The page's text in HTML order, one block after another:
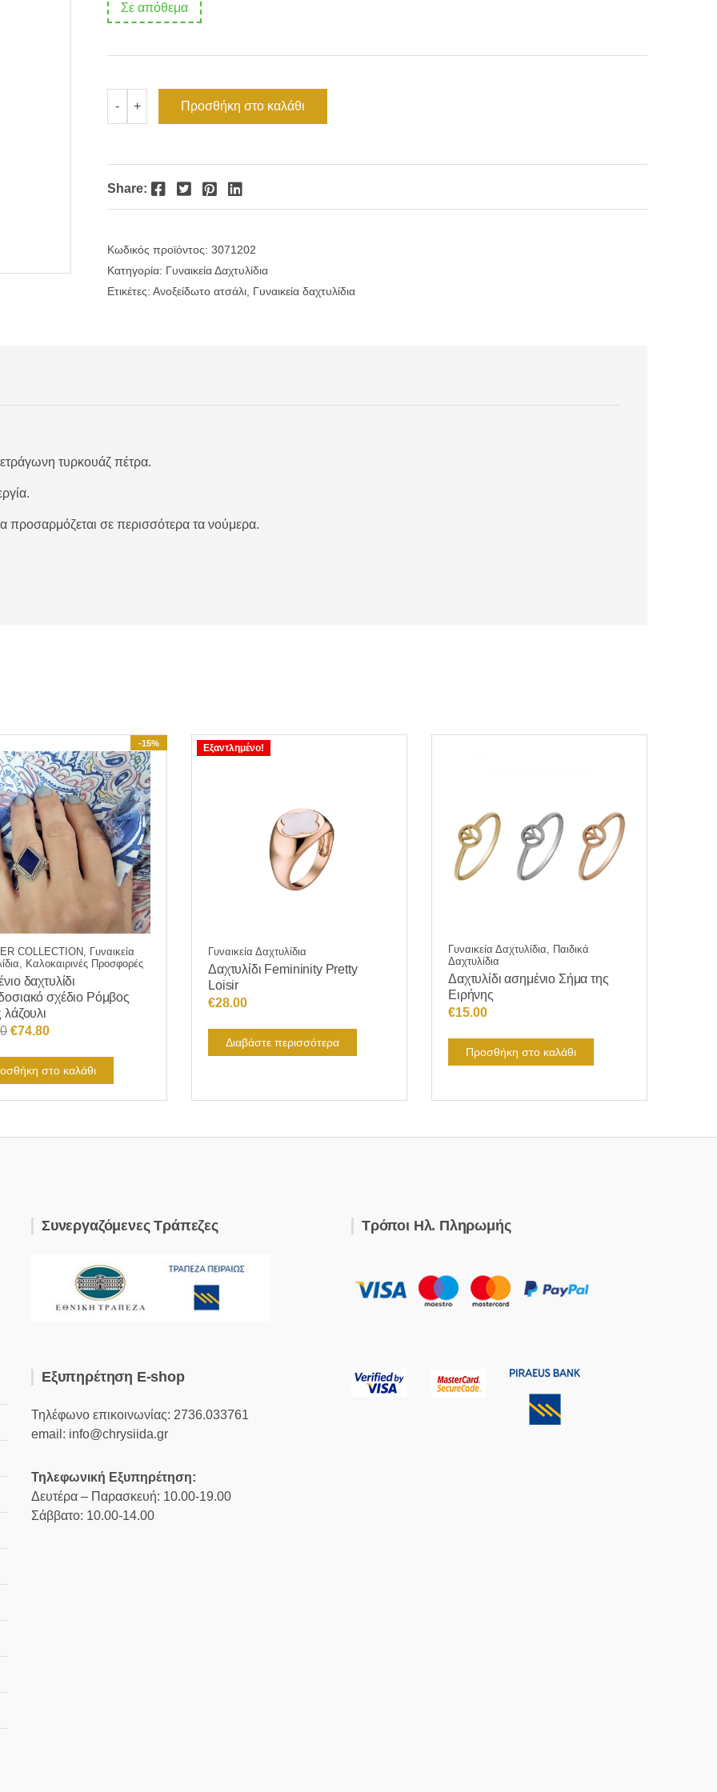
Σε απόθεμα
-
ατσάλινο
δαχτυλίδι
ποσότητα
+ Προσθήκη στο καλάθι
Share: Facebook Twitter Pinterest LinkedIn
Κωδικός προϊόντος: 3071202
Κατηγορία: Γυναικεία Δαχτυλίδια
Ετικέτες: Ανοξείδωτο ατσάλι, Γυναικεία δαχτυλίδια
τυρκουάζ πέτρα.
προσαρμόζεται σε περισσότερα τα νούμερα.
-15%
COLLECTION, Γυναικεία
Καλοκαιρινές Προσφορές
δαχτυλίδι
σχέδιο Ρόμβος
Original
was:
€88.00.
€74.80Η
τιμή
είναι:
στο καλάθι
Εξαντλημένο!
Γυναικεία Δαχτυλίδια
Δαχτυλίδι Femininity Pretty
Loisir
€28.00
Διαβάστε περισσότερα
Γυναικεία Δαχτυλίδια, Παιδικά
Δαχτυλίδια
Δαχτυλίδι ασημένιο Σήμα της
Ειρήνης
€15.00
Προσθήκη στο καλάθι
Συνεργαζόμενες Τράπεζες
Εξυπηρέτηση E-shop
Τηλέφωνο επικοινωνίας: 2736.033761
email: info@chrysiida.gr
Τηλεφωνική Εξυπηρέτηση:
Δευτέρα – Παρασκευή: 10.00-19.00
Σάββατο: 10.00-14.00
Τρόποι Ηλ. Πληρωμής